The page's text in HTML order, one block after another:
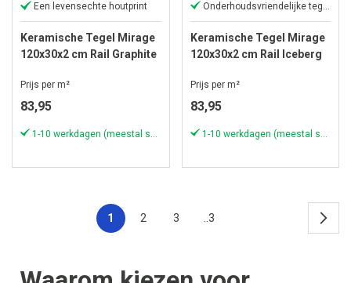
Een levensechte houtprint
Keramische Tegel Mirage
120x30x2 cm Rail Graphite
Prijs per m²
83,95
Onderhoudsvriendelijke tegel
Keramische Tegel Mirage
120x30x2 cm Rail Iceberg
Prijs per m²
83,95
1 2 3 ..3